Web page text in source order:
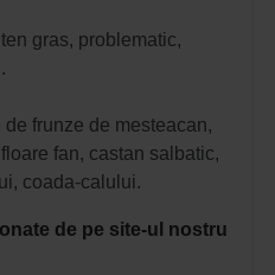
gras, problematic,
frunze de mesteacan,
fan, castan salbatic,
coada-calului.
de pe site-ul nostru